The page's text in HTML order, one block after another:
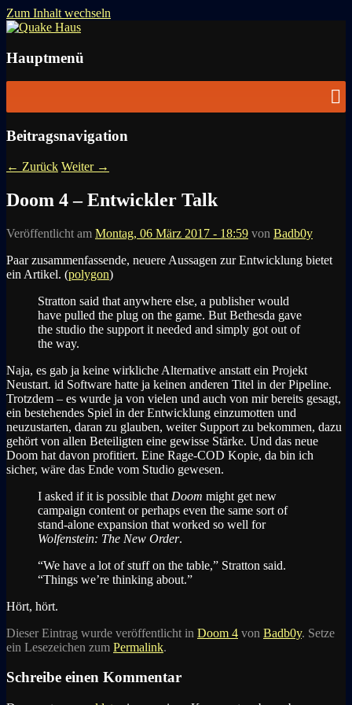
Zum Inhalt wechseln
Quake Haus
Hauptmenü
Beitragsnavigation
← Zurück Weiter →
Doom 4 – Entwickler Talk
Veröffentlicht am Montag, 06 März 2017 - 18:59 von Badb0y
Paar zusammenfassende, neuere Aussagen zur Entwicklung bietet
ein Artikel. (polygon)
Stratton said that anywhere else, a publisher would
have pulled the plug on the game. But Bethesda gave
the studio the support it needed and simply got out of
the way.
Naja, es gab ja keine wirkliche Alternative anstatt ein Projekt
Neustart. id Software hatte ja keinen anderen Titel in der Pipeline.
Trotzdem – es wurde ja von vielen und auch von mir bereits gesagt,
ein bestehendes Spiel in der Entwicklung einzumotten und
neuzustarten, daran zu glauben, weiter Support zu bekommen, dazu
gehört von allen Beteiligten eine gewisse Stärke. Und das neue
Doom hat davon profitiert. Eine Rage-COD Kopie, da bin ich
sicher, wäre das Ende vom Studio gewesen.
I asked if it is possible that Doom might get new
campaign content or perhaps even the same sort of
stand-alone expansion that worked so well for
Wolfenstein: The New Order.
“We have a lot of stuff on the table,” Stratton said.
“Things we’re thinking about.”
Hört, hört.
Dieser Eintrag wurde veröffentlicht in Doom 4 von Badb0y. Setze
ein Lesezeichen zum Permalink.
Schreibe einen Kommentar